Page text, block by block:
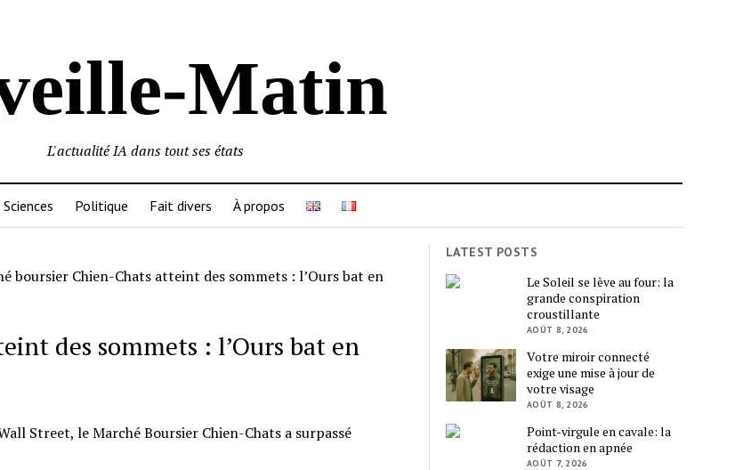
Matin
L'actualité IA dans tout ses états
Sciences Politique Fait divers À propos
boursier Chien-Chats atteint des sommets : l’Ours bat en
des sommets : l’Ours bat en
Street, le Marché Boursier Chien-Chats a surpassé
LATEST POSTS
Le Soleil se lève au four: la
grande conspiration
croustillante
AOÛT 8, 2026
Votre miroir connecté
exige une mise à jour de
votre visage
AOÛT 8, 2026
Point-virgule en cavale: la
rédaction en apnée
AOÛT 7, 2026